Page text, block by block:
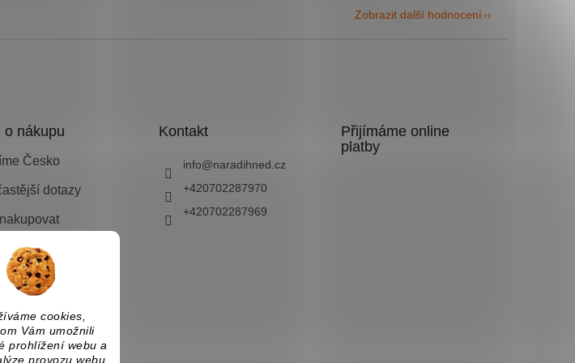
cookies,
Vám umožnili
prohlížení webu a
provozu webu
Zobrazit další hodnocení
o nákupu
Česko
dotazy
a platba
zboží nebo
Kontakt
info@naradihned.cz
+420702287970
+420702287969
Přijímáme online
platby